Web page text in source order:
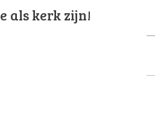
als kerk zijn!